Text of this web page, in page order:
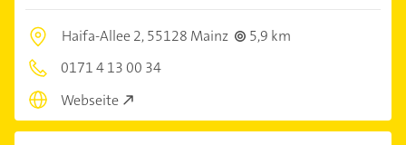
Haifa-Allee 2,55128 Mainz
5,9 km
0171 4 13 00 34
Webseite